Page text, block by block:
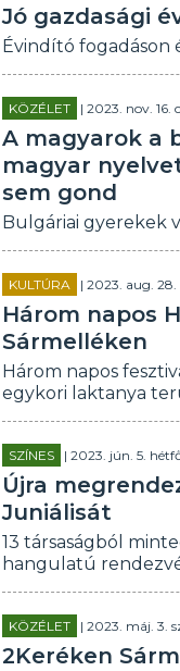
Jó gazdasági
Évindító fogadáson
KÖZÉLET | 2023. nov.
A magyarok a
magyar
sem gond
Bulgáriai gyerekek
KULTÚRA | 2023. aug.
Három napos
Sármelléken
Három napos
egykori laktanya
SZÍNES | 2023. jún. 5.
Újra
Juniálisát
13 társaságból
hangulatú
KÖZÉLET | 2023. máj. 3.
2Keréken